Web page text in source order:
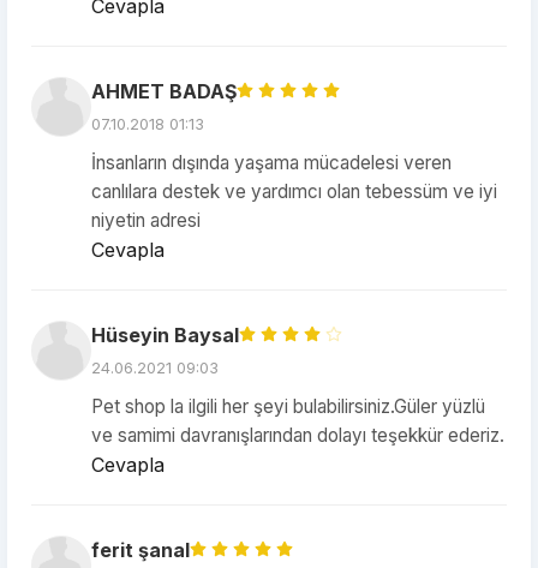
Cevapla
AHMET BADAŞ
07.10.2018 01:13
İnsanların dışında yaşama mücadelesi veren
canlılara destek ve yardımcı olan tebessüm ve iyi
niyetin adresi
Cevapla
Hüseyin Baysal
24.06.2021 09:03
Pet shop la ilgili her şeyi bulabilirsiniz.Güler yüzlü
ve samimi davranışlarından dolayı teşekkür ederiz.
Cevapla
ferit şanal